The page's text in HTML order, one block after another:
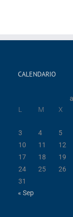
CALENDARIO
L
M X
3
4 5
10
11 12
17
18 19
24
25 26
31
« Sep